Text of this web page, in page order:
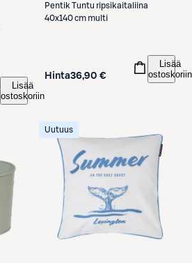
Lisää
ostoskoriin
Pentik Tuntu ripsikaitaliina
40x140 cm multi
Hinta36,90 €
Lisää
ostoskoriin
Uutuus